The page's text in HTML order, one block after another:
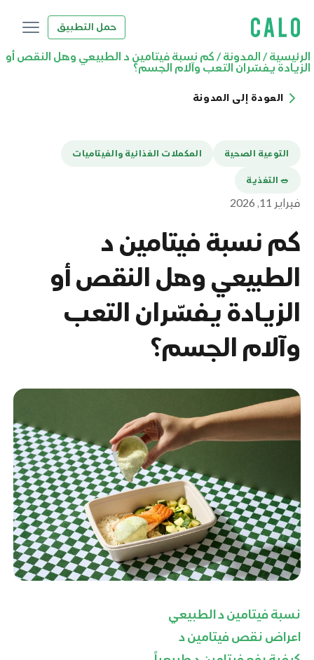
حمل التطبيق
الرئيسية/ المدونة/ كم نسبة فيتامين د الطبيعي وهل النقص أو
الزيادة يفسّران التعب وآلام الجسم؟
العودة إلى المدونة
التوعية الصحية المكملات الغذائية والفيتاميات
🥗 التغذية
فبراير 11, 2026
كم نسبة فيتامين د
الطبيعي وهل النقص أو
الزيادة يفسّران التعب
وآلام الجسم؟
نسبة فيتامين د الطبيعي
اعراض نقص فيتامين د